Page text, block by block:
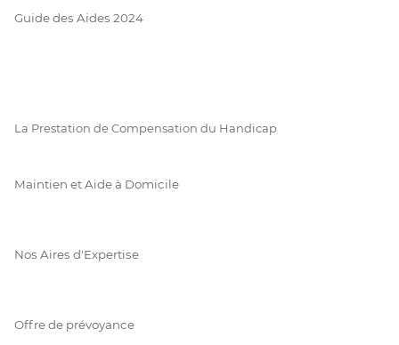
Guide des Aides 2024
La Prestation de Compensation du Handicap
Maintien et Aide à Domicile
Nos Aires d'Expertise
Offre de prévoyance